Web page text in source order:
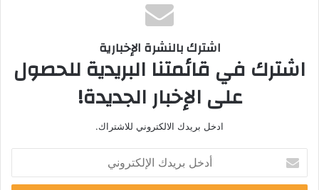
اشترك بالنشرة الإخبارية
اشترك في قائمتنا البريدية للحصول
على الإخبار الجديدة!
ادخل بريدك الالكتروني للاشتراك.
خ